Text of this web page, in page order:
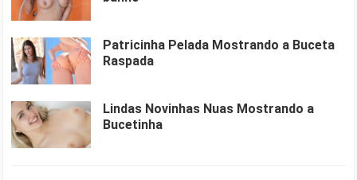
Patricinha Pelada Mostrando a Buceta
Raspada
Lindas Novinhas Nuas Mostrando a
Bucetinha